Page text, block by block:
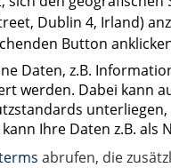
Dublin 4, Irland)
Button
Daten, z.B.
werden. Dabei kann
Ihre Daten z.B.
abrufen, die